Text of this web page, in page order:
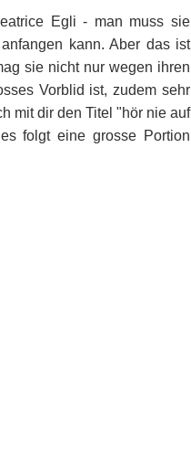
Egli - man muss sie
kann. Aber das ist
sie nicht nur wegen ihren
Vorblid ist, zudem sehr
mit dir den Titel "hör nie auf
folgt eine grosse Portion